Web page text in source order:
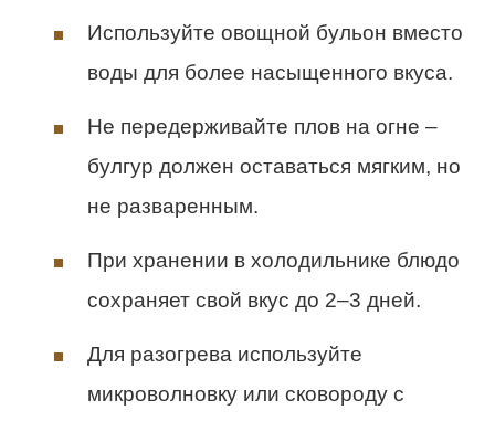
Используйте овощной бульон вместо
воды для более насыщенного вкуса.
Не передерживайте плов на огне –
булгур должен оставаться мягким, но
не разваренным.
При хранении в холодильнике блюдо
сохраняет свой вкус до 2–3 дней.
Для разогрева используйте
микроволновку или сковороду с